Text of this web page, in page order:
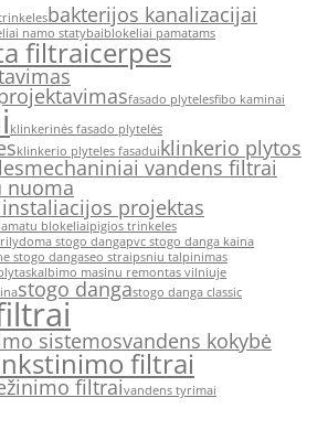
bakterijos kanalizacijai
namo statybaiblokeliai pamatams
filtraicerpes
fasado plytelesfibo kaminai
klinkerinės fasado plytelės
klinkerio plyteles fasaduiklinkerio plytos
mechaniniai vandens filtrai
nuoma
projektas
blokeliaipigios trinkeles
stogo dangapvc stogo danga kaina
stogo dangaseo straipsniu talpinimas
skalbimo masinu remontas vilniuje
stogo dangastogo danga classic
sistemosvandens kokybė
filtrai
filtraivandens tyrimai